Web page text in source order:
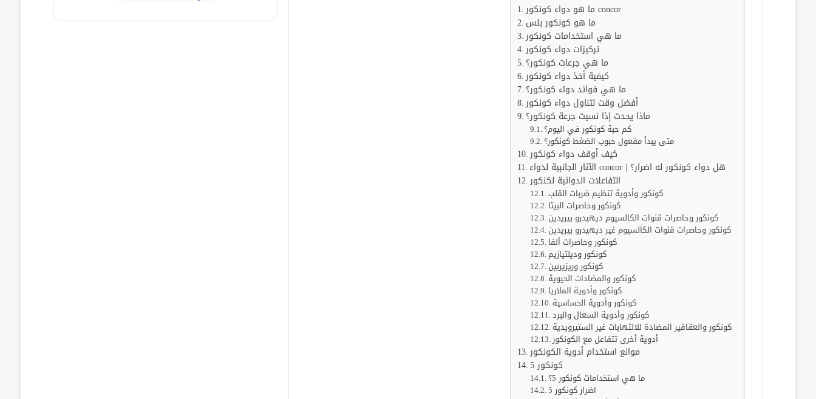
ما هو دواء كونكور concor
ما هو كونكور بلس
ما هي استخدامات كونكور
تركيزات دواء كونكور
ما هي جرعات كونكور؟
كيفية أخذ دواء كونكور
ما هي فوائد دواء كونكور؟
أفضل وقت لتناول دواء كونكور
ماذا يحدث إذا نسيت جرعة كونكور؟
كم حبة كونكور في اليوم؟
متى يبدأ مفعول حبوب الضغط كونكور؟
كيف أوقف دواء كونكور
الآثار الجانبية لدواء concor | هل دواء كونكور له اضرار؟
التفاعلات الدوائية لكنكور
كونكور وأدوية تنظيم ضربات القلب
كونكور وحاصرات البيتا
كونكور وحاصرات قنوات الكالسيوم ديهيدرو بيريدين
كونكور وحاصرات قنوات الكالسيوم غير ديهيدرو بيريدين
كونكور وحاصرات ألفا
كونكور وديلتيازيم
كونكور وريزيربين
كونكور والمضادات الحيوية
كونكور وأدوية الملاريا
كونكور وأدوية الحساسية
كونكور وأدوية السعال والبرد
كونكور والعقاقير المضادة للالتهابات غير الستيرويدية
أدوية أخرى تتفاعل مع الكونكور
موانع استخدام أدوية الكونكور
كونكور 5
ما هي استخدامات كونكور 5؟
اضرار كونكور 5